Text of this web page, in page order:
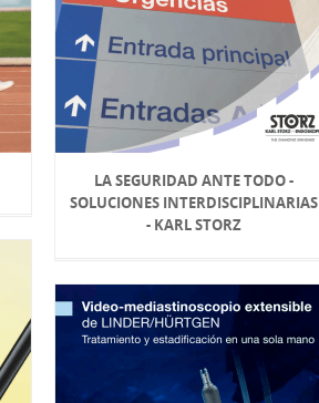
LA SEGURIDAD ANTE TODO -
SOLUCIONES INTERDISCIPLINARIAS
- KARL STORZ